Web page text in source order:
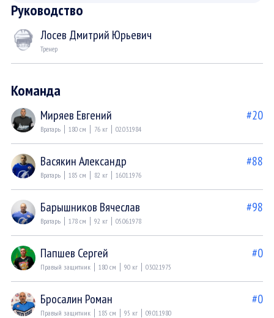
Руководство
Лосев Дмитрий Юрьевич
Тренер
Команда
Миряев Евгений #20
Вратарь 180 см 76 кг 02.03.1984
Васякин Александр #88
Вратарь 185 см 82 кг 16.01.1976
Барышников Вячеслав #98
Вратарь 178 см 92 кг 05.06.1978
Папшев Сергей #0
Правый защитник 180 см 90 кг 03.02.1975
Бросалин Роман #0
Правый защитник 185 см 95 кг 09.01.1980